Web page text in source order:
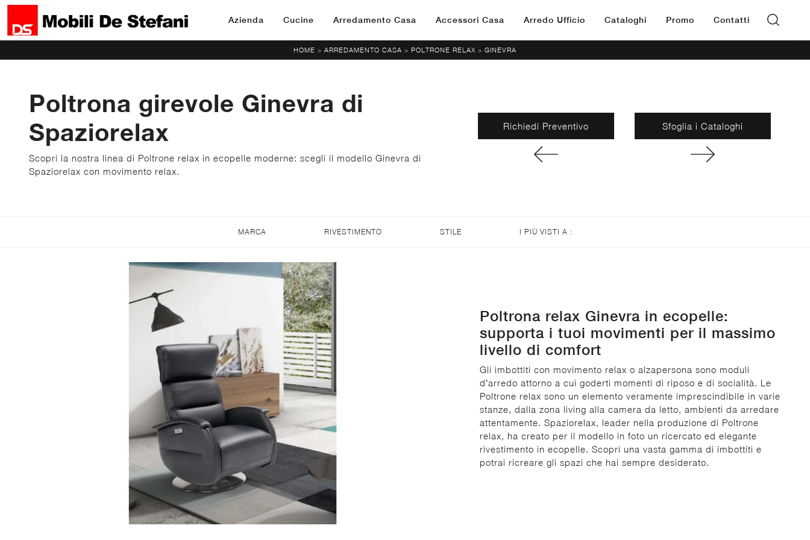
Azienda Cucine Arredamento Casa Accessori Casa Arredo Ufficio Cataloghi Promo Contatti
HOME > ARREDAMENTO CASA > POLTRONE RELAX > GINEVRA
Poltrona girevole Ginevra di
Spaziorelax
Scopri la nostra linea di Poltrone relax in ecopelle moderne: scegli il modello Ginevra di
Spaziorelax con movimento relax.
Richiedi Preventivo Sfoglia i Cataloghi
MARCA RIVESTIMENTO STILE I PIÙ VISTI A :
Poltrona relax Ginevra in ecopelle:
supporta i tuoi movimenti per il massimo
livello di comfort
Gli imbottiti con movimento relax o alzapersona sono moduli
d’arredo attorno a cui goderti momenti di riposo e di socialità. Le
Poltrone relax sono un elemento veramente imprescindibile in varie
stanze, dalla zona living alla camera da letto, ambienti da arredare
attentamente. Spaziorelax, leader nella produzione di Poltrone
relax, ha creato per il modello in foto un ricercato ed elegante
rivestimento in ecopelle. Scopri una vasta gamma di imbottiti e
potrai ricreare gli spazi che hai sempre desiderato.